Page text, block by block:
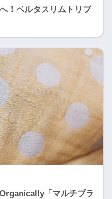
！ベルタスリムトリプ
「マルチブラ